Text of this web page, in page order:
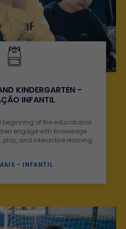
KINDERGARTEN -
INFANTIL
beginning of the educational
engage with knowledge
and interactive learning.
- INFANTIL